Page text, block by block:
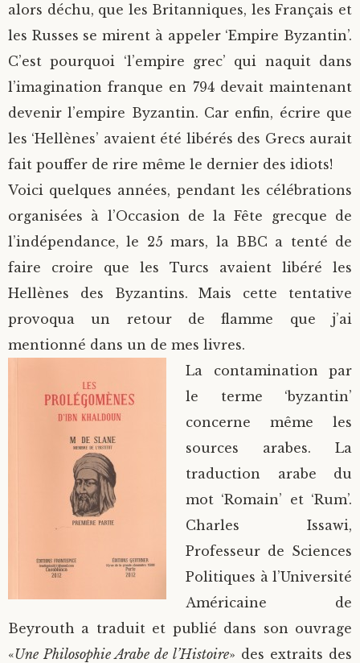
alors déchu, que les Britanniques, les Français et
les Russes se mirent à appeler ‘Empire Byzantin’.
C’est pourquoi ‘l’empire grec’ qui naquit dans
l’imagination franque en 794 devait maintenant
devenir l’empire Byzantin. Car enfin, écrire que
les ‘Hellènes’ avaient été libérés des Grecs aurait
fait pouffer de rire même le dernier des idiots!
Voici quelques années, pendant les célébrations
organisées à l’Occasion de la Fête grecque de
l’indépendance, le 25 mars, la BBC a tenté de
faire croire que les Turcs avaient libéré les
Hellènes des Byzantins. Mais cette tentative
provoqua un retour de flamme que j’ai
mentionné dans un de mes livres.
La contamination par
le terme ‘byzantin’
concerne même les
sources arabes. La
traduction arabe du
mot ‘Romain’ et ‘Rum’.
Charles Issawi,
Professeur de Sciences
Politiques à l’Université
Américaine de
Beyrouth a traduit et publié dans son ouvrage
«Une Philosophie Arabe de l’Histoire» des extraits des